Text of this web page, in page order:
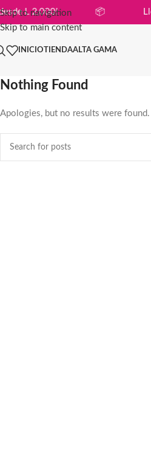
Skip to navigation
Skip to main content
desde L 2,000!
INICIOTIENDAALTA GAMA
Nothing Found
Apologies, but no results were